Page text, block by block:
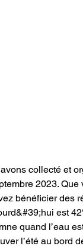
collecté et
2023. Que
bénéficier des
est
quand l’eau
l’été au bord